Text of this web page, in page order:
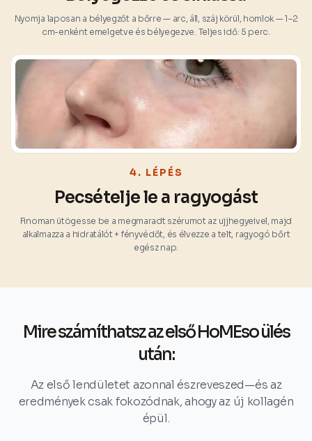
Nyomja laposan a bélyegzőt a bőrre — arc, áll, száj körül, homlok — 1–2
cm-enként emelgetve és bélyegezve. Teljes idő: 5 perc.
4. LÉPÉS
Pecsételje le a ragyogást
Finoman ütögesse be a megmaradt szérumot az ujjhegyeivel, majd
alkalmazza a hidratálót + fényvédőt, és élvezze a telt, ragyogó bőrt
egész nap.
Mire számíthatsz az első HoMEso ülés
után:
Az első lendületet azonnal észreveszed—és az
eredmények csak fokozódnak, ahogy az új kollagén
épül.